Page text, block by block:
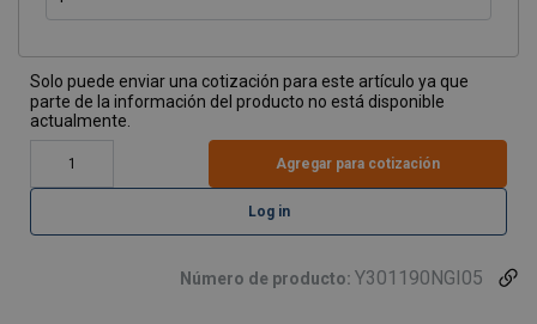
Solo puede enviar una cotización para este artículo ya que
parte de la información del producto no está disponible
actualmente.
Agregar para cotización
Log in
Número de producto: Y301190NGI05